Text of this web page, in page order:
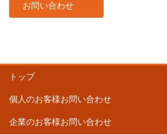
お問い合わせ
トップ
個人のお客様お問い合わせ
企業のお客様お問い合わせ